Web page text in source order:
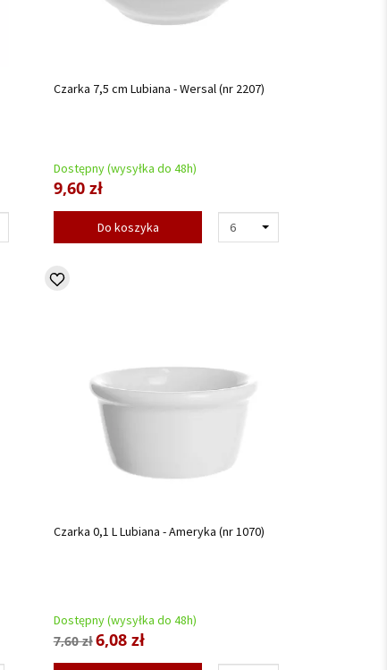
Czarka 7,5 cm Lubiana - Wersal (nr 2207)
Dostępny (wysyłka do 48h)
9,60 zł
Do koszyka
Czarka 0,1 L Lubiana - Ameryka (nr 1070)
Dostępny (wysyłka do 48h)
7,60 zł6,08 zł